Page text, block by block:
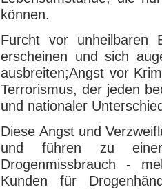
können.
Furcht vor unheilbaren
erscheinen und sich
ausbreiten;Angst vor
Terrorismus, der jeden
und nationaler
Diese Angst und
und führen zu
Drogenmissbrauch -
Kunden für